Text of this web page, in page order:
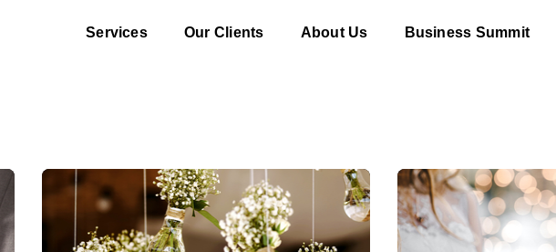
Services Our Clients About Us Business Summit